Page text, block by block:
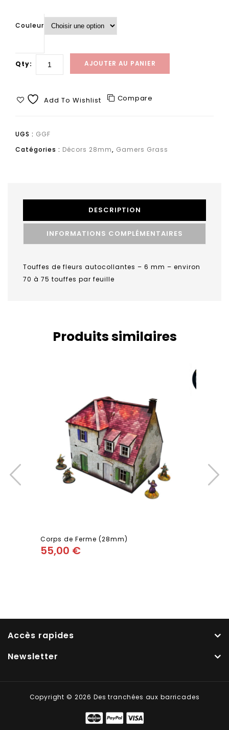
Couleur
Qty: AJOUTER AU PANIER
Add To Wishlist Compare
UGS : GGF
Catégories : Décors 28mm, Gamers Grass
DESCRIPTION
INFORMATIONS COMPLÉMENTAIRES
Touffes de fleurs autocollantes – 6 mm – environ
70 à 75 touffes par feuille
Produits similaires
Corps de Ferme (28mm)
55,00 €
Accès rapides
Newsletter
Copyright © 2026 Des tranchées aux barricades